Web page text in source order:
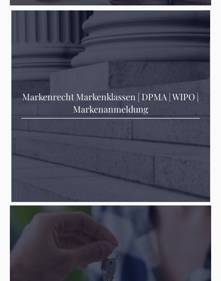
Markenrecht Markenklassen | DPMA | WIPO |
Markenanmeldung